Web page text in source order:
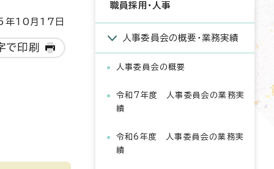
10月17日
で印刷
職員採用・人事
人事委員会の概要・業務実績
人事委員会の概要
令和7年度 人事委員会の業務実
績
令和6年度 人事委員会の業務実
績